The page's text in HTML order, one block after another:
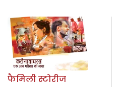
फैमिली स्टोरीज